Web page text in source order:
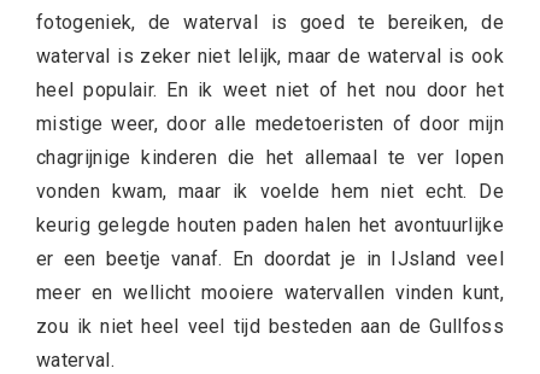
fotogeniek, de waterval is goed te bereiken, de
waterval is zeker niet lelijk, maar de waterval is ook
heel populair. En ik weet niet of het nou door het
mistige weer, door alle medetoeristen of door mijn
chagrijnige kinderen die het allemaal te ver lopen
vonden kwam, maar ik voelde hem niet echt. De
keurig gelegde houten paden halen het avontuurlijke
er een beetje vanaf. En doordat je in IJsland veel
meer en wellicht mooiere watervallen vinden kunt,
zou ik niet heel veel tijd besteden aan de Gullfoss
waterval.